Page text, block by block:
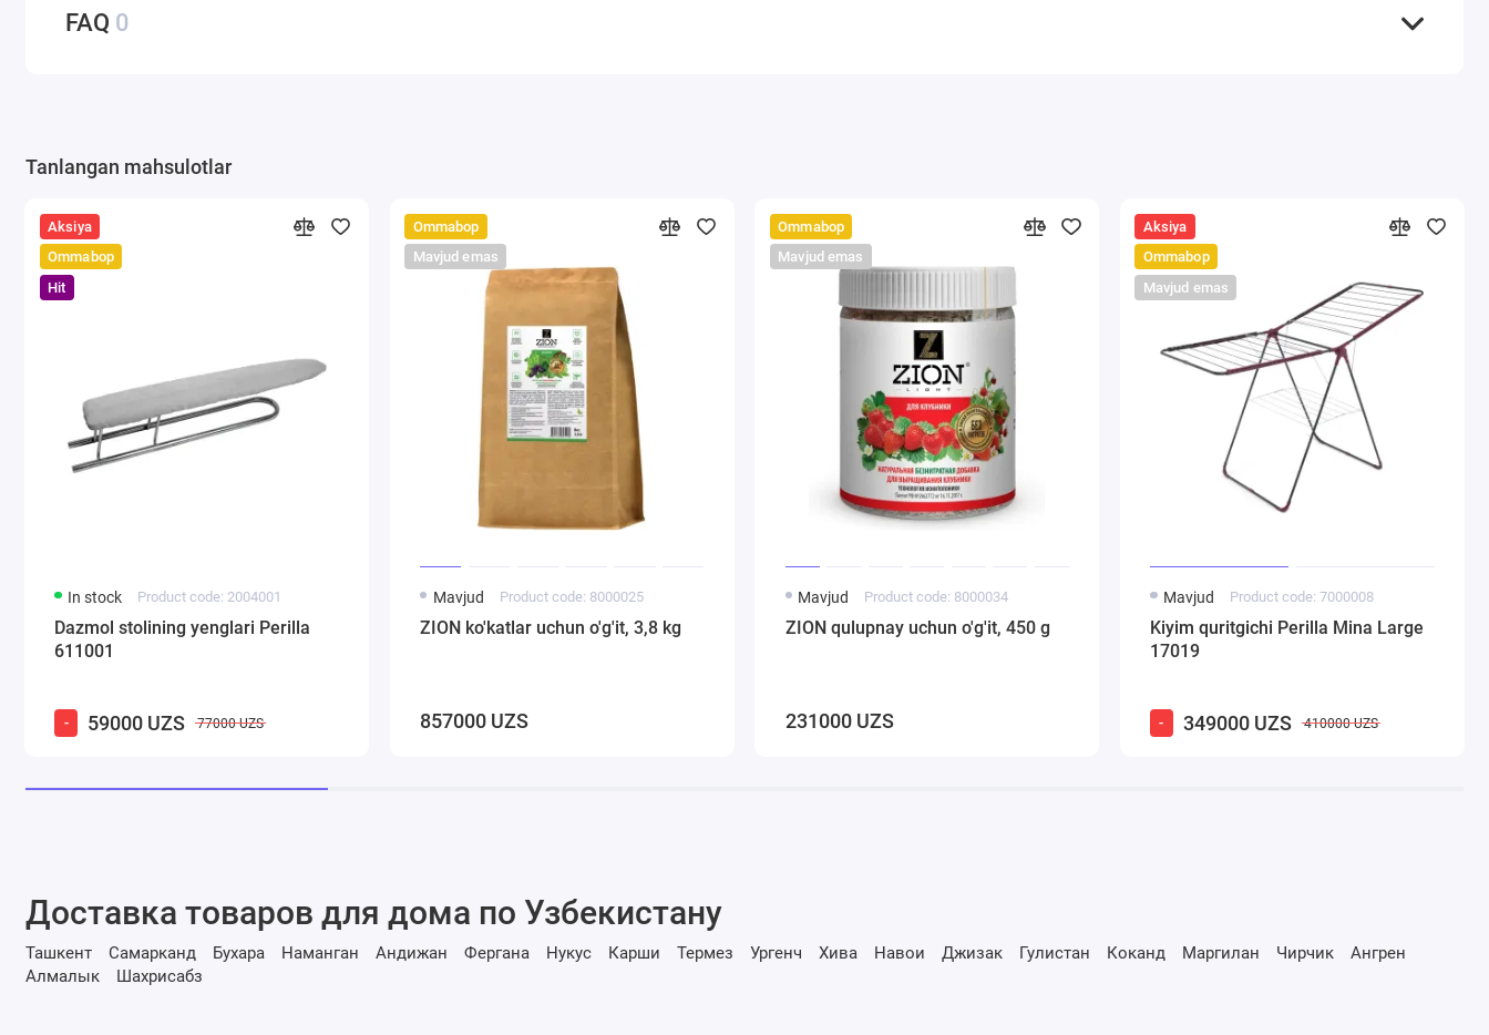
FAQ 0
Tanlangan mahsulotlar
Aksiya
Ommabop
Hit
In stock Product code: 2004001
Dazmol stolining yenglari Perilla
611001
- 59000 UZS 77000 UZS
Ommabop
Mavjud emas
Mavjud Product code: 8000025
ZION ko'katlar uchun o'g'it, 3,8 kg
857000 UZS
Ommabop
Mavjud emas
Mavjud Product code: 8000034
ZION qulupnay uchun o'g'it, 450 g
231000 UZS
Aksiya
Ommabop
Mavjud emas
Mavjud Product code: 7000008
Kiyim quritgichi Perilla Mina Large
17019
- 349000 UZS 410000 UZS
Доставка товаров для дома по Узбекистану
Ташкент Самарканд Бухара Наманган Андижан Фергана Нукус Карши Термез Ургенч Хива Навои Джизак Гулистан Коканд Маргилан Чирчик
Ангрен
Алмалык
Шахрисабз